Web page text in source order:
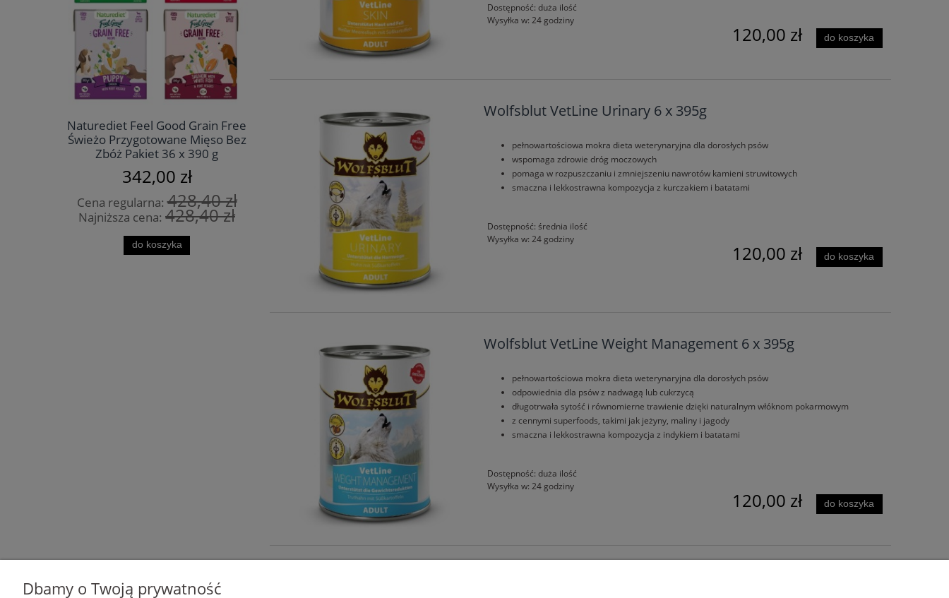
Naturediet Feel Good Grain Free
Świeżo Przygotowane Mięso Bez
Zbóż Pakiet 36 x 390 g
342,00 zł
Cena regularna:428,40 zł
Najniższa cena: 428,40 zł
do koszyka
Naturediet Feel Good Grain Free
Świeżo Przygotowane Mięso Bez
Zbóż Pakiet 72 x 390 g
630,00 zł
Cena regularna:856,80 zł
Najniższa cena:856,80 zł
do koszyka
Świeżo Przygotowane Mięso Bez
Zbóż Pakiet 54 x 390 g
499,50 zł
642,60 zł
do koszyka
Naturediet Feel Good Świeżo
Przygotowane Mięso z Ryżem i
Marchewką
576,00 zł
Dostępność: duża ilość
Wysyłka w: 24 godziny
120,00 zł do koszyka
Wolfsblut VetLine Urinary 6 x 395g
pełnowartościowa mokra dieta weterynaryjna dla dorosłych psów
wspomaga zdrowie dróg moczowych
pomaga w rozpuszczaniu i zmniejszeniu nawrotów kamieni struwitowych
smaczna i lekkostrawna kompozycja z kurczakiem i batatami
Dostępność: średnia ilość
Wysyłka w: 24 godziny
120,00 zł do koszyka
Wolfsblut VetLine Weight Management 6 x 395g
pełnowartościowa mokra dieta weterynaryjna dla dorosłych psów
odpowiednia dla psów z nadwagą lub cukrzycą
długotrwała sytość i równomierne trawienie dzięki naturalnym włóknom pokarmowym
z cennymi superfoods, takimi jak jeżyny, maliny i jagody
smaczna i lekkostrawna kompozycja z indykiem i batatami
Dostępność: duża ilość
Wysyłka w: 24 godziny
120,00 zł do koszyka
Dbamy o Twoją prywatność